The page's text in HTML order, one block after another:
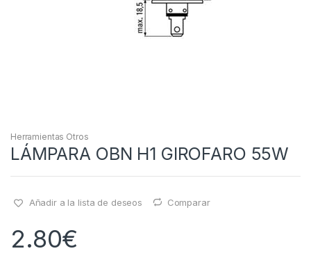
Herramientas Otros
LÁMPARA OBN H1 GIROFARO 55W
Añadir a la lista de deseos Comparar
2.80€